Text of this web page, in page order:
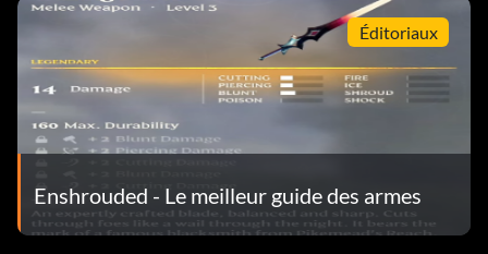
Éditoriaux
Enshrouded - Le meilleur guide des armes